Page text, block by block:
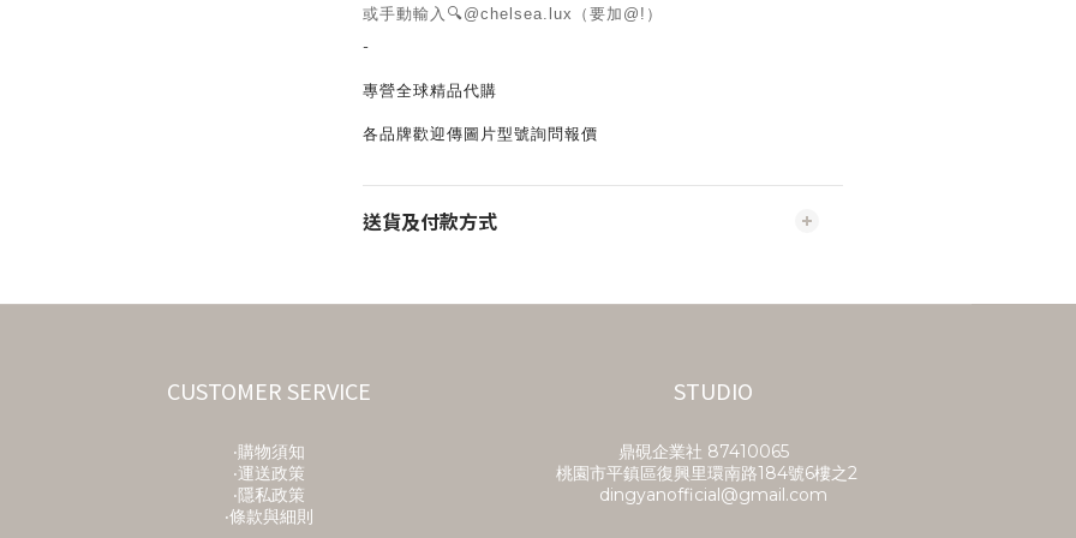
或手動輸入🔍@chelsea.lux（要加@!）
-
專營全球精品代購
各品牌歡迎傳圖片型號詢問報價
送貨及付款方式
CUSTOMER SERVICE
‧購物須知
‧運送政策
‧隱私政策
‧條款與細則
STUDIO
鼎硯企業社​ 87410065
桃園市平鎮區復興里環南路184號6樓之2
dingyanofficial@gmail.com